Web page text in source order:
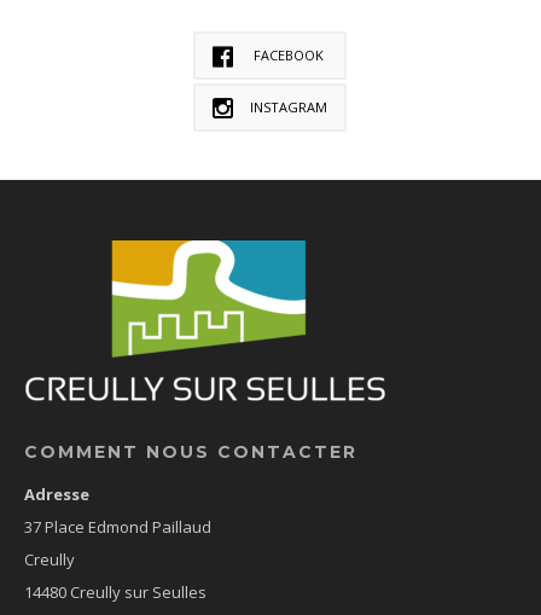
FACEBOOK
INSTAGRAM
COMMENT NOUS CONTACTER
Adresse
37 Place Edmond Paillaud
Creully
14480 Creully sur Seulles